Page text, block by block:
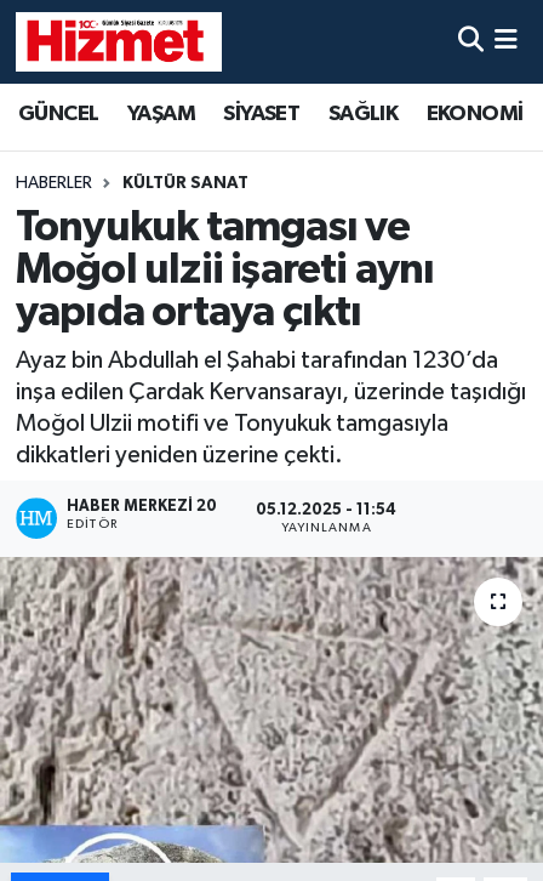
GÜNCEL YAŞAM SİYASET SAĞLIK EKONOMİ
HABERLER KÜLTÜR SANAT
Tonyukuk tamgası ve
Moğol ulzii işareti aynı
yapıda ortaya çıktı
Ayaz bin Abdullah el Şahabi tarafından 1230’da
inşa edilen Çardak Kervansarayı, üzerinde taşıdığı
Moğol Ulzii motifi ve Tonyukuk tamgasıyla
dikkatleri yeniden üzerine çekti.
HABER MERKEZI 20
EDITÖR
05.12.2025 - 11:54
YAYINLANMA
YAŞAM
SİYASET
SAĞLIK
EKONOMİ
KÜLTÜR SANAT
SPOR
MAGAZİN
ÖZEL HABER
DTO
RESMİ REKLAM
Denizli Hava Durumu
Denizli Trafik Yoğunluk Haritası
Süper Lig Puan Durumu ve Fikstür
Tüm Manşetler
Son Dakika Haberleri
Haber Arşivi